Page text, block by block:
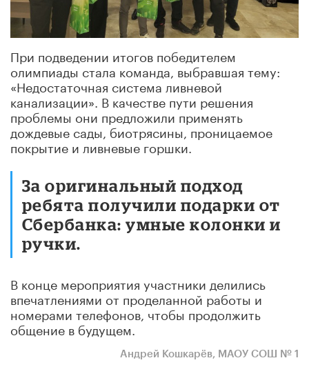
При подведении итогов победителем
олимпиады стала команда, выбравшая тему:
«Недостаточная система ливневой
канализации». В качестве пути решения
проблемы они предложили применять
дождевые сады, биотрясины, проницаемое
покрытие и ливневые горшки.
За оригинальный подход
ребята получили подарки от
Сбербанка: умные колонки и
ручки.
В конце мероприятия участники делились
впечатлениями от проделанной работы и
номерами телефонов, чтобы продолжить
общение в будущем.
Андрей Кошкарёв, МАОУ СОШ № 1